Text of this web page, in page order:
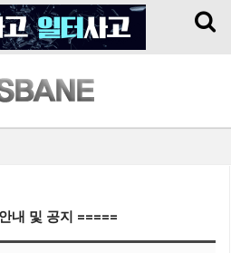
Toggle
내 및 공지 =====